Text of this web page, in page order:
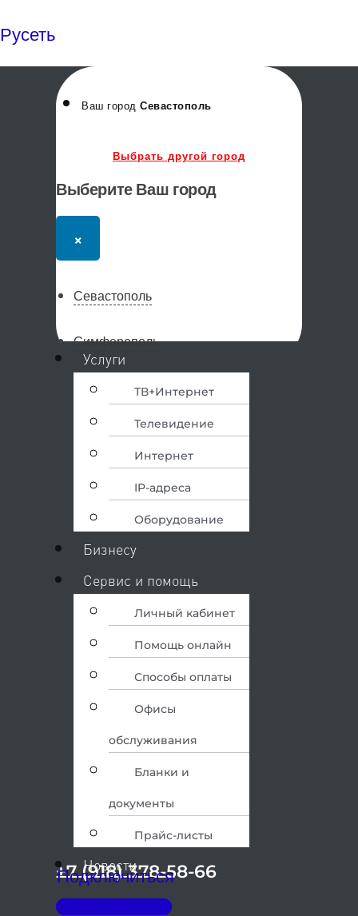
Русеть
Ваш город Севастополь
Выбрать другой город
Выберите Ваш город
×
Севастополь
Симферополь
МенюУслуги
ТВ+Интернет
Телевидение
Интернет
IP-адреса
Оборудование
Бизнесу
Сервис и помощь
Личный кабинет
Помощь онлайн
Способы оплаты
Офисы
обслуживания
Бланки и
документы
Прайс-листы
Новости
+7 (918) 378-58-66
Подключиться
Личный кабинет